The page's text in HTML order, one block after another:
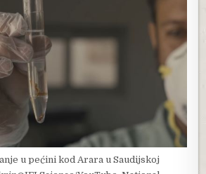
u pećini kod Arara u Saudijskoj